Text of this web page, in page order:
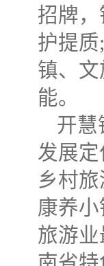
招牌
护提
镇、
能。
开慧
发展
乡村
康养
旅游